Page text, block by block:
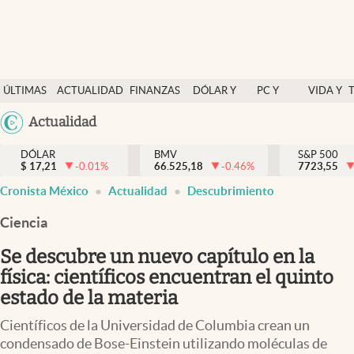
ÚLTIMAS
NOTICIAS
ACTUALIDAD
FINANZAS
DÓLAR Y
PC Y
VIDA Y
México
Actualidad
Actualidad
Finanzas y economía
Dólar y mercados
Pc y celular
Vida y estilo
Tv
DÓLAR
$ 17,21 -0.01%
BMV
66.525,18
-0.46%
S&P 500
7723,55
Cronista México Actualidad Descubrimiento
Ciencia
Se descubre un nuevo capítulo en la
física: científicos encuentran el quinto
estado de la materia
Científicos de la Universidad de Columbia crean un
condensado de Bose-Einstein utilizando moléculas de